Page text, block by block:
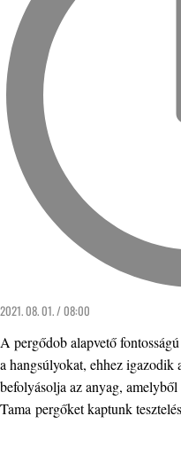
2021. 08. 01. / 08:00
A pergődob alapvető
a hangsúlyokat, ehhez igazodik
befolyásolja az anyag,
Tama pergőket kaptunk